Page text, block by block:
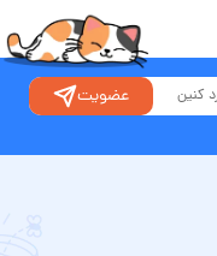
عضویت